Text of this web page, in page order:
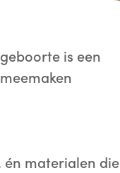
is een
én materialen die